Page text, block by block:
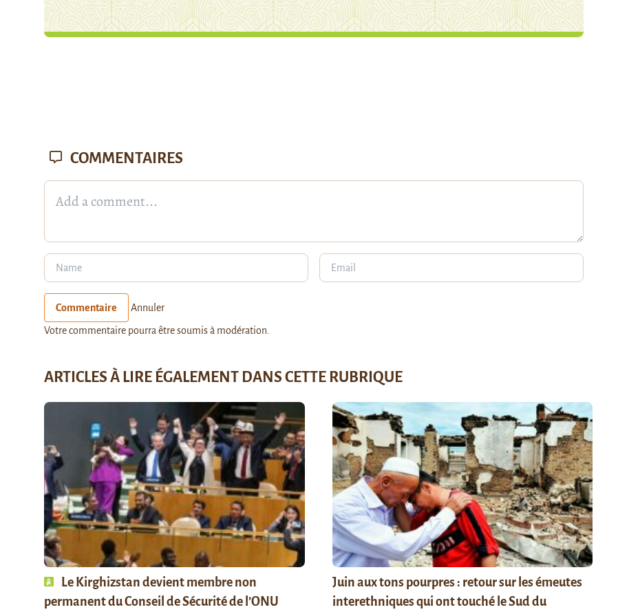
COMMENTAIRES
Commentaire Annuler
Votre commentaire pourra être soumis à modération.
ARTICLES À LIRE ÉGALEMENT DANS CETTE RUBRIQUE
Le Kirghizstan devient membre non
permanent du Conseil de Sécurité de l’ONU
Juin aux tons pourpres : retour sur les émeutes
interethniques qui ont touché le Sud du